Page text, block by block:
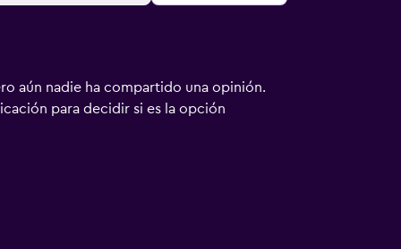
aún nadie ha compartido una opinión.
para decidir si es la opción